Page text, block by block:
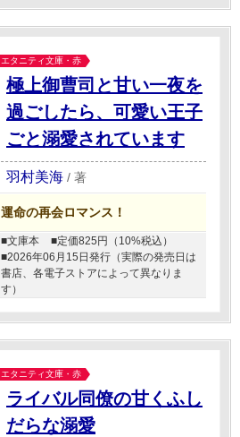
エタニティ文庫・赤
極上御曹司と甘い一夜を
過ごしたら、可愛い王子
ごと溺愛されています
羽村美海 / 著
運命の再会ロマンス！
■文庫本
■定価825円（10%税込）
■2026年06月15日発行（実際の発売日は
書店、各電子ストアによって異なりま
す）
エタニティ文庫・赤
ライバル同僚の甘くふし
だらな溺愛